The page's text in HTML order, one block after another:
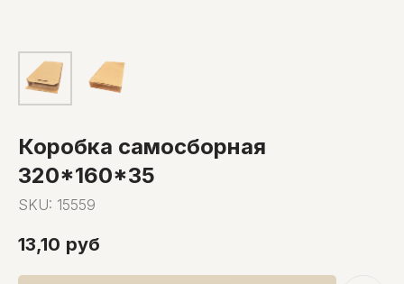
Коробка самосборная
320*160*35
SKU: 15559
13,10 руб